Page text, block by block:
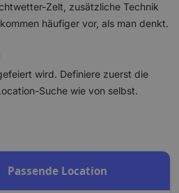
Zelt, zusätzliche Technik
häufiger vor, als man denkt.
wird. Definiere zuerst die
Suche wie von selbst.
Passende Location